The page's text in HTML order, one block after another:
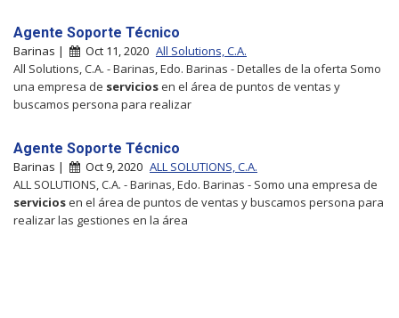
Agente Soporte Técnico
Barinas | Oct 11, 2020 All Solutions, C.A.
All Solutions, C.A. - Barinas, Edo. Barinas - Detalles de la oferta Somo
una empresa de serviciosen el área de puntos de ventas y
buscamos persona para realizar
Agente Soporte Técnico
Barinas | Oct 9, 2020 ALL SOLUTIONS, C.A.
ALL SOLUTIONS, C.A. - Barinas, Edo. Barinas - Somo una empresa de
serviciosen el área de puntos de ventas y buscamos persona para
realizar las gestiones en la área